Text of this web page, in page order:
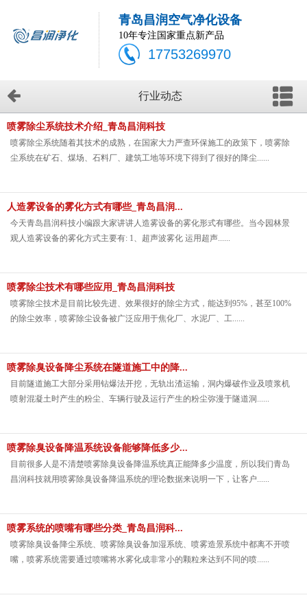
青岛昌润空气净化设备
10年专注国家重点新产品
17753269970
行业动态
喷雾除尘系统技术介绍_青岛昌润科技
喷雾除尘系统随着其技术的成熟，在国家大力严查环保施工的政策下，喷雾除
尘系统在矿石、煤场、石料厂、建筑工地等环境下得到了很好的降尘......
人造雾设备的雾化方式有哪些_青岛昌润...
今天青岛昌润科技小编跟大家讲讲人造雾设备的雾化形式有哪些。当今园林景
观人造雾设备的雾化方式主要有: 1、超声波雾化 运用超声......
喷雾除尘技术有哪些应用_青岛昌润科技
喷雾除尘技术是目前比较先进、效果很好的除尘方式，能达到95%，甚至100%
的除尘效率，喷雾除尘设备被广泛应用于焦化厂、水泥厂、工......
喷雾除臭设备降尘系统在隧道施工中的降...
目前隧道施工大部分采用钻爆法开挖，无轨出渣运输，洞内爆破作业及喷浆机
喷射混凝土时产生的粉尘、车辆行驶及运行产生的粉尘弥漫于隧道洞......
喷雾除臭设备降温系统设备能够降低多少...
目前很多人是不清楚喷雾除臭设备降温系统真正能降多少温度，所以我们青岛
昌润科技就用喷雾除臭设备降温系统的理论数据来说明一下，让客户......
喷雾系统的喷嘴有哪些分类_青岛昌润科...
喷雾除臭设备降尘系统、喷雾除臭设备加湿系统、喷雾造景系统中都离不开喷
嘴，喷雾系统需要通过喷嘴将水雾化成非常小的颗粒来达到不同的喷......